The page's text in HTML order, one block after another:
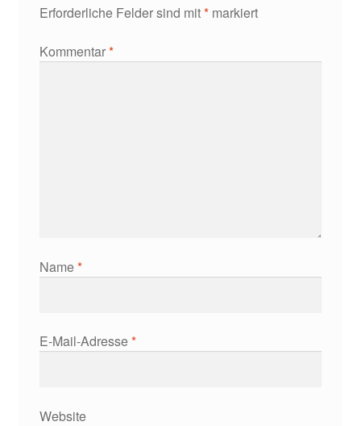
Erforderliche Felder sind mit*markiert
Kommentar*
Name*
E-Mail-Adresse*
Website